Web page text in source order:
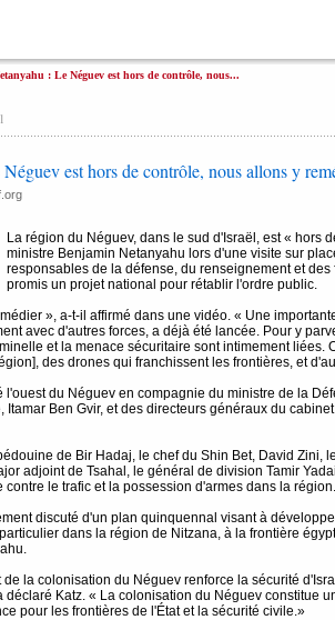
: Le Néguev est hors de contrôle, nous...
est hors de contrôle, nous allons y
La région du Néguev, dans le sud d'Israël, est « hors
ministre Benjamin Netanyahu lors d'une visite sur
responsables de la défense, du renseignement et
promis un projet national pour rétablir l'ordre public.
», a-t-il affirmé dans une vidéo. « Une
avec d'autres forces, a déjà été lancée. Pour y
et la menace sécuritaire sont intimement liées.
des drones qui franchissent les frontières, et
l'ouest du Néguev en compagnie du ministre de la
Itamar Ben Gvir, et des directeurs généraux du
de Bir Hadaj, le chef du Shin Bet, David Zini,
adjoint de Tsahal, le général de division Tamir
contre le trafic et la possession d'armes dans la région.
discuté d'un plan quinquennal visant à
dans la région de Nitzana, à la frontière
de la colonisation du Néguev renforce la sécurité
déclaré Katz. « La colonisation du Néguev constitue
pour les frontières de l'État et la sécurité civile.»